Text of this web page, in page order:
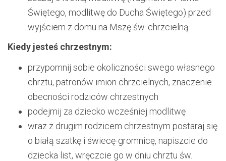
Świętego, modlitwę do Ducha Świętego) przed
wyjściem z domu na Mszę św. chrzcielną
Kiedy jesteś chrzestnym:
przypomnij sobie okoliczności swego własnego
chrztu, patronów imion chrzcielnych, znaczenie
obecności rodziców chrzestnych
podejmij za dziecko wcześniej modlitwę
wraz z drugim rodzicem chrzestnym postaraj się
o białą szatkę i świecę-gromnicę, napiszcie do
dziecka list, wręczcie go w dniu chrztu św.